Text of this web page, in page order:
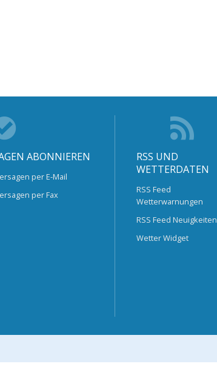
ABONNIEREN
per E-Mail
per Fax
RSS UND
WETTERDATEN
RSS Feed
Wetterwarnungen
RSS Feed Neuigkeiten
Wetter Widget